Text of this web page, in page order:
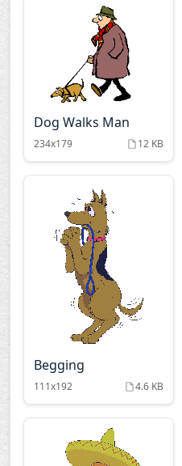
Dog Walks Man
234x179 12 KB
Begging
111x192 4.6 KB